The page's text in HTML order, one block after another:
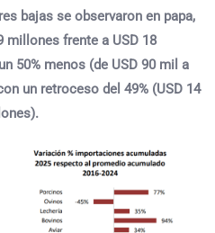
bajas se observaron en papa,
millones frente a USD 18
50% menos (de USD 90 mil a
un retroceso del 49% (USD 14